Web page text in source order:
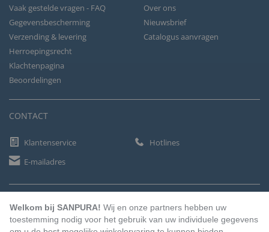
Vaak gestelde vragen - FAQ
Gegevensbescherming
Verzending & levering
Herroepingsrecht
Klachtenpagina
Beoordelingen
Over ons
Nieuwsbrief
Catalogus aanvragen
CONTACT
Klantenservice
Hotlines
E-mailadres
Welkom bij SANPURA! Wij en onze partners hebben uw
toestemming nodig voor het gebruik van uw individuele gegevens